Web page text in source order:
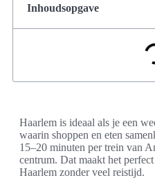
Inhoudsopgave
Haarlem is ideaal als je een
waarin shoppen en eten
15–20 minuten per trein van
centrum. Dat maakt het
Haarlem zonder veel reistijd.